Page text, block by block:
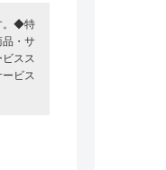
。◆特
・サ
スス
ビス